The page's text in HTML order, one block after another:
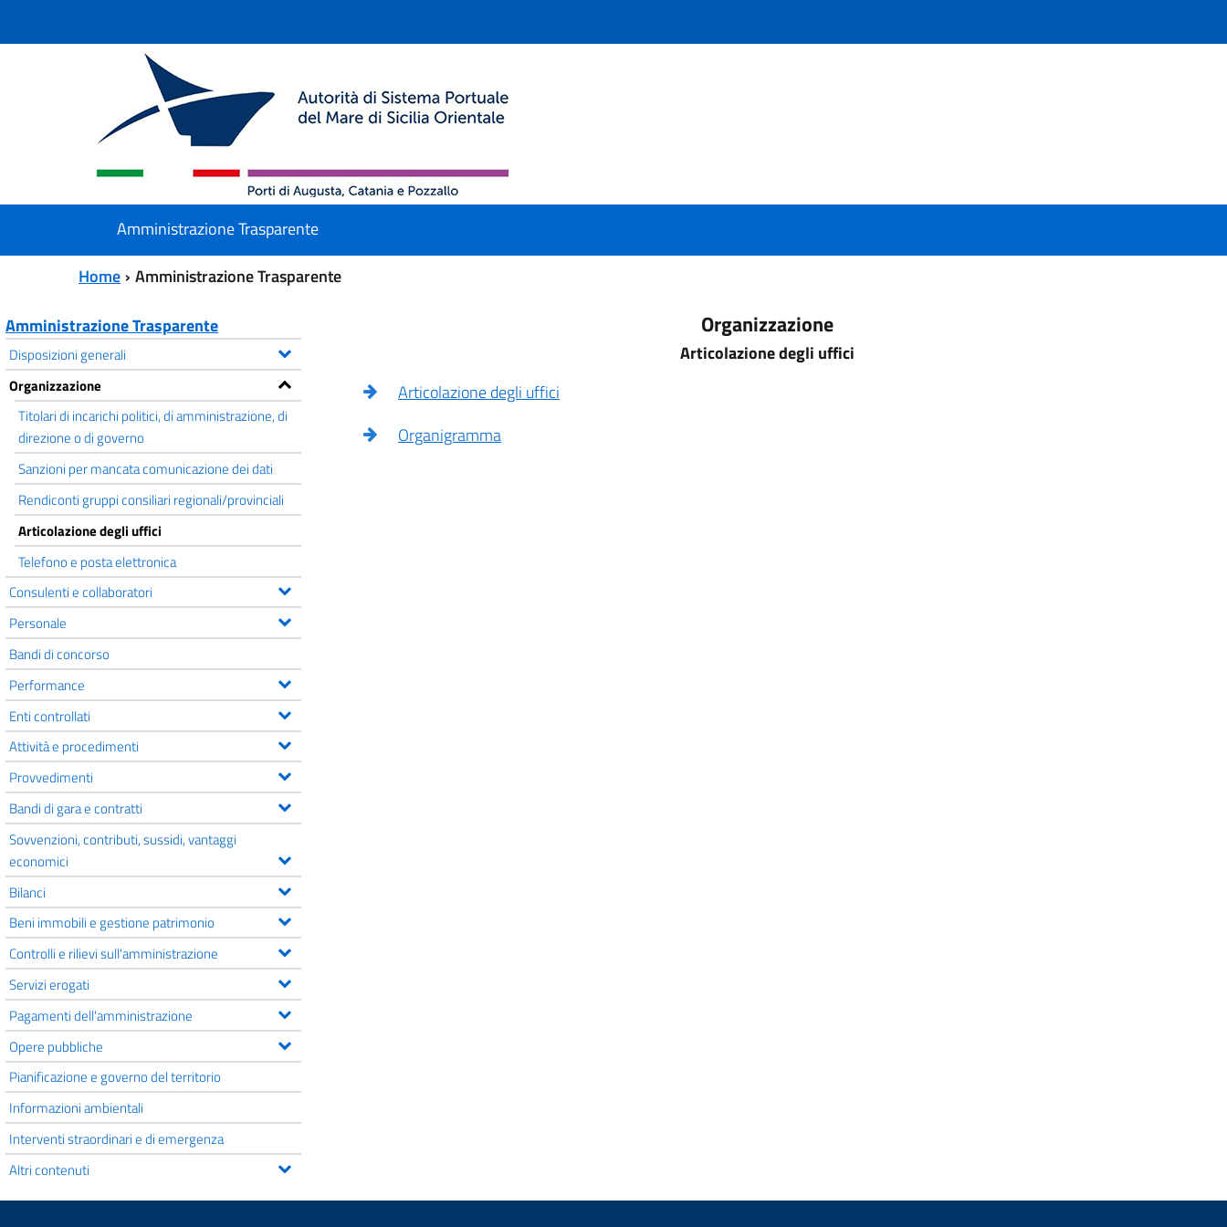
Amministrazione Trasparente
Home Amministrazione Trasparente
Amministrazione Trasparente
Disposizioni generali
Organizzazione
Titolari di incarichi politici, di amministrazione, di
direzione o di governo
Sanzioni per mancata comunicazione dei dati
Rendiconti gruppi consiliari regionali/provinciali
Articolazione degli uffici
Telefono e posta elettronica
Consulenti e collaboratori
Personale
Bandi di concorso
Performance
Enti controllati
Attività e procedimenti
Provvedimenti
Bandi di gara e contratti
Sovvenzioni, contributi, sussidi, vantaggi
economici
Bilanci
Beni immobili e gestione patrimonio
Controlli e rilievi sull'amministrazione
Servizi erogati
Pagamenti dell'amministrazione
Opere pubbliche
Pianificazione e governo del territorio
Informazioni ambientali
Interventi straordinari e di emergenza
Altri contenuti
Organizzazione
Articolazione degli uffici
Articolazione degli uffici
Organigramma